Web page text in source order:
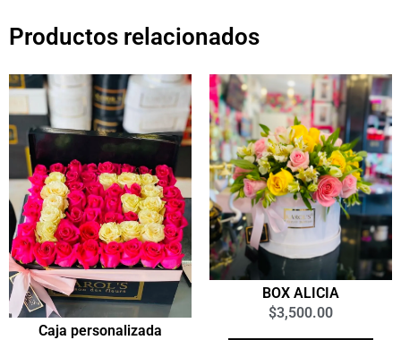
Productos relacionados
Caja personalizada
BOX ALICIA
$3,500.00